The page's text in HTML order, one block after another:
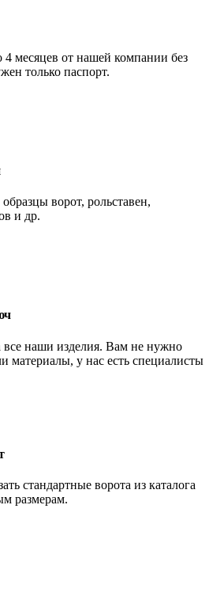
4 месяцев от нашей компании без
только паспорт.
ворот, рольставен,
и др.
наши изделия. Вам не нужно
материалы, у нас есть специалисты
стандартные ворота из каталога
размерам.